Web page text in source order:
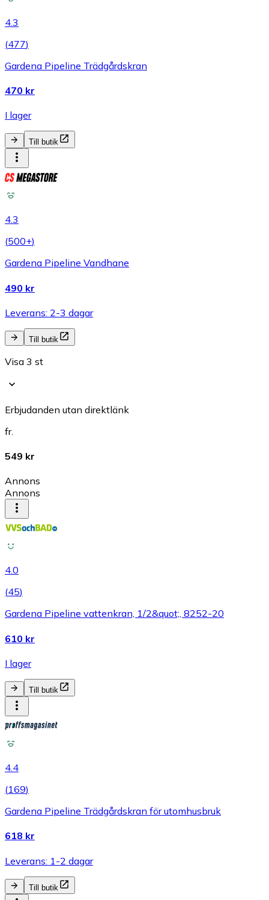
4.3
(477)
Gardena Pipeline Trädgårdskran
470 kr
I lager
Till butik
4.3
(500+)
Gardena Pipeline Vandhane
490 kr
Leverans: 2-3 dagar
Till butik
Visa 3 st
Erbjudanden utan direktlänk
fr.
549 kr
Annons
Annons
4.0
(45)
Gardena Pipeline vattenkran, 1/2&quot;, 8252-20
610 kr
I lager
Till butik
4.4
(169)
Gardena Pipeline Trädgårdskran för utomhusbruk
618 kr
Leverans: 1-2 dagar
Till butik